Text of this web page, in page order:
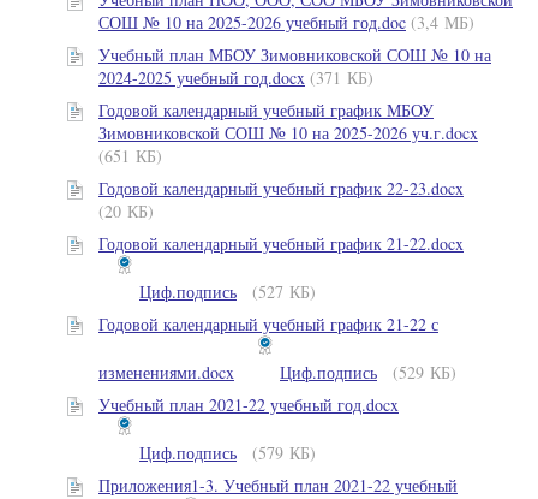
СОШ № 10 на 2025-2026 учебный год.doc (3,4 МБ)
Учебный план МБОУ Зимовниковской СОШ № 10 на
2024-2025 учебный год.docx (371 КБ)
Годовой календарный учебный график МБОУ
Зимовниковской СОШ № 10 на 2025-2026 уч.г.docx
(651 КБ)
Годовой календарный учебный график 22-23.docx
(20 КБ)
Годовой календарный учебный график 21-22.docx
Циф.подпись
(527 КБ)
Годовой календарный учебный график 21-22 с
изменениями.docx Циф.подпись
(529 КБ)
Учебный план 2021-22 учебный год.docx
Циф.подпись
(579 КБ)
Приложения1-3. Учебный план 2021-22 учебный